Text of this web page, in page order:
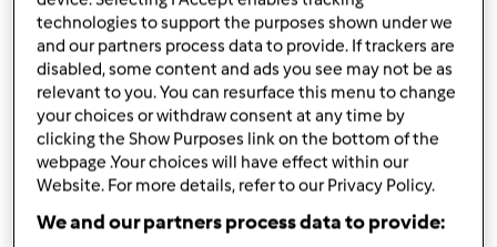
Lista zakupów
technologies to support the purposes shown under we
and our partners process data to provide. If trackers are
disabled, some content and ads you see may not be as
relevant to you. You can resurface this menu to change
your choices or withdraw consent at any time by
clicking the Show Purposes link on the bottom of the
webpage .Your choices will have effect within our
Website. For more details, refer to our Privacy Policy.
We and our partners process data to provide: